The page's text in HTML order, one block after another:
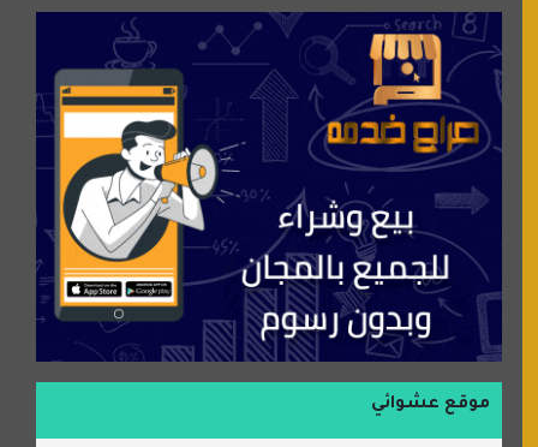
موقع سيارات عربية
عالم كوكي
سورة قران
شركة إعمار الرياض للخدمات المنزلية
شبكة رأيي
موسوعة نور الرحمن
منتدى جيوش الهكرز
بلو باص
موقع حراج خدمة
الطبي
قراننا
موقع عشوائي